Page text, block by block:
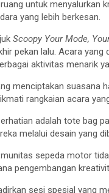
untuk menyalurkan
yang lebih berkesan.
Scoopy Your Mode,
pekan lalu. Acara
aktivitas menarik
menciptakan suasana
rangkaian acara
adalah tote bag
melalui desain yang
sepeda motor
pengembangan
sesi spesial yang